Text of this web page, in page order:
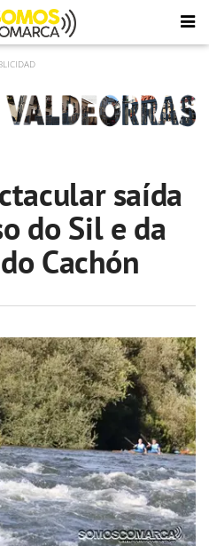
saída
do Sil e da
Cachón